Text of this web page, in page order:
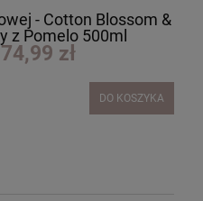
- Cotton Blossom &
z Pomelo 500ml
74,99 zł
DO KOSZYKA